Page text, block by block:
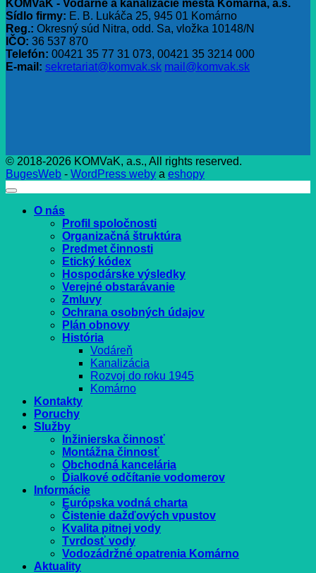
KOMVaK - Vodárne a kanalizácie mesta Komárna, a.s.
Sídlo firmy: E. B. Lukáča 25, 945 01 Komárno
Reg.: Okresný súd Nitra, odd. Sa, vložka 10148/N
IČO: 36 537 870
Telefón: 00421 35 77 31 073, 00421 35 3214 000
E-mail: sekretariat@komvak.sk mail@komvak.sk
© 2018-2026 KOMVaK, a.s., All rights reserved.
BugesWeb - WordPress weby a eshopy
O nás
Profil spoločnosti
Organizačná štruktúra
Predmet činnosti
Etický kódex
Hospodárske výsledky
Verejné obstarávanie
Zmluvy
Ochrana osobných údajov
Plán obnovy
História
Vodáreň
Kanalizácia
Rozvoj do roku 1945
Komárno
Kontakty
Poruchy
Služby
Inžinierska činnosť
Montážna činnosť
Obchodná kancelária
Ďialkové odčítanie vodomerov
Informácie
Európska vodná charta
Čistenie dažďových vpustov
Kvalita pitnej vody
Tvrdosť vody
Vodozádržné opatrenia Komárno
Aktuality